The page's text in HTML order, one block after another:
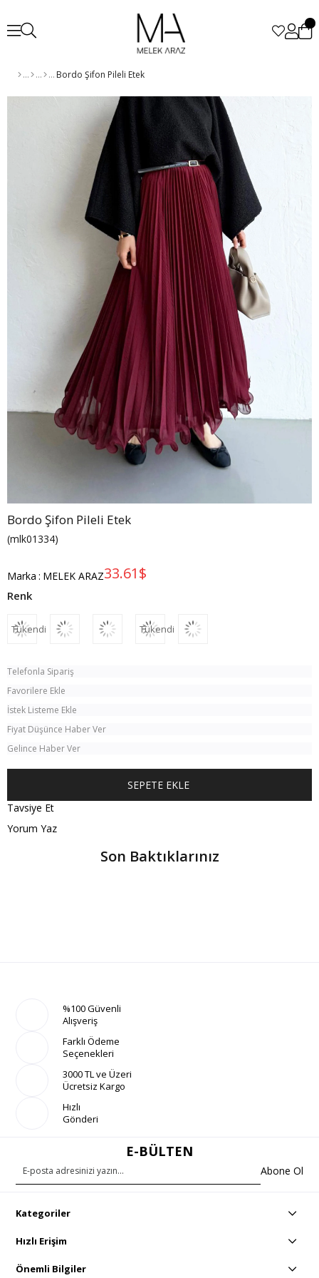
Bordo Şifon Pileli Etek
Bordo Şifon Pileli Etek
(mlk01334)
Marka : MELEK ARAZ33.61$
Tükendi Tükendi
Telefonla Sipariş
Favorilere Ekle
İstek Listeme Ekle
Fiyat Düşünce Haber Ver
Gelince Haber Ver
Tavsiye Et
Yorum Yaz
Son Baktıklarınız
%100 Güvenli
Alışveriş
Farklı Ödeme
Seçenekleri
3000 TL ve Üzeri
Ücretsiz Kargo
Hızlı
Gönderi
E-BÜLTEN
Abone Ol
Kategoriler
Hızlı Erişim
Önemli Bilgiler